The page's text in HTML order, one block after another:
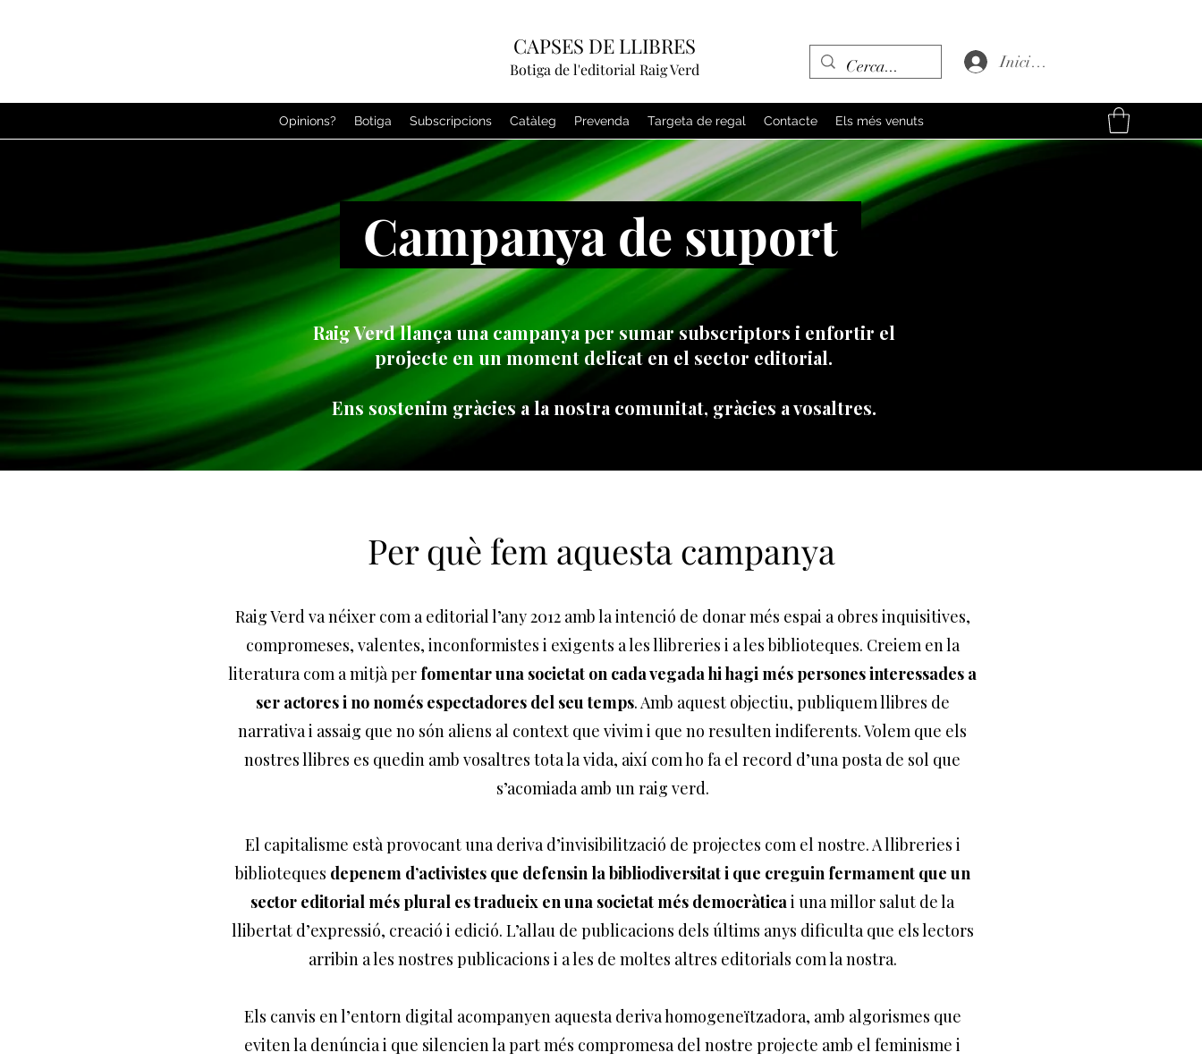
CAPSES DE LLIBRES
Opinions? Botiga Subscripcions Catàleg Prevenda Targeta de regal Contacte Els més venuts
Inicia la sessió
Botiga de l'editorial Raig Verd
Campanya de suport
Raig Verd llança una campanya per sumar subscriptors i enfortir el
projecte en un moment delicat en el sector editorial.
Ens sostenim gràcies a la nostra comunitat, gràcies a vosaltres.
Per què fem aquesta campanya
Raig Verd va néixer com a editorial l’any 2012 amb la intenció de donar més espai a obres inquisitives,
compromeses, valentes, inconformistes i exigents a les llibreries i a les biblioteques. Creiem en la
literatura com a mitjà per fomentar una societat on cada vegada hi hagi més persones interessades a
ser actores i no només espectadores del seu temps. Amb aquest objectiu, publiquem llibres de
narrativa i assaig que no són aliens al context que vivim i que no resulten indiferents. Volem que els
nostres llibres es quedin amb vosaltres tota la vida, així com ho fa el record d’una posta de sol que
s’acomiada amb un raig verd.
El capitalisme està provocant una deriva d’invisibilització de projectes com el nostre. A llibreries i
biblioteques depenem d’activistes que defensin la bibliodiversitat i que creguin fermament que un
sector editorial més plural es tradueix en una societat més democràtica i una millor salut de la
llibertat d’expressió, creació i edició. L’allau de publicacions dels últims anys dificulta que els lectors
arribin a les nostres publicacions i a les de moltes altres editorials com la nostra.
Els canvis en l’entorn digital acompanyen aquesta deriva homogeneïtzadora, amb algorismes que
eviten la denúncia i que silencien la part més compromesa del nostre projecte amb el feminisme i